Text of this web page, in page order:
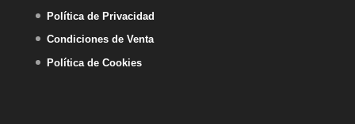
Política de Privacidad
Condiciones de Venta
Política de Cookies